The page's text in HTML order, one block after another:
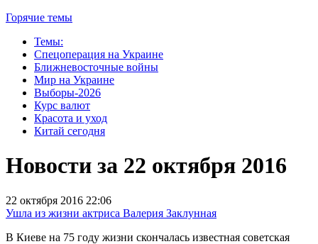
Горячие темы
Темы:
Спецоперация на Украине
Ближневосточные войны
Мир на Украине
Выборы-2026
Курс валют
Красота и уход
Китай сегодня
Новости за 22 октября 2016
22 октября 2016 22:06
Ушла из жизни актриса Валерия Заклунная
В Киеве на 75 году жизни скончалась известная советская